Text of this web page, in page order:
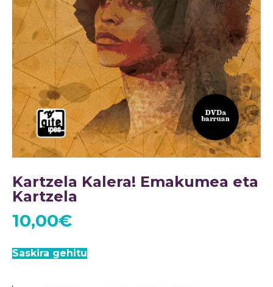
Kartzela Kalera! Emakumea eta
Kartzela
10,00€
Saskira gehitu